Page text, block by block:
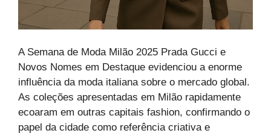
A Semana de Moda Milão 2025 Prada Gucci e
Novos Nomes em Destaque evidenciou a enorme
influência da moda italiana sobre o mercado global.
As coleções apresentadas em Milão rapidamente
ecoaram em outras capitais fashion, confirmando o
papel da cidade como referência criativa e